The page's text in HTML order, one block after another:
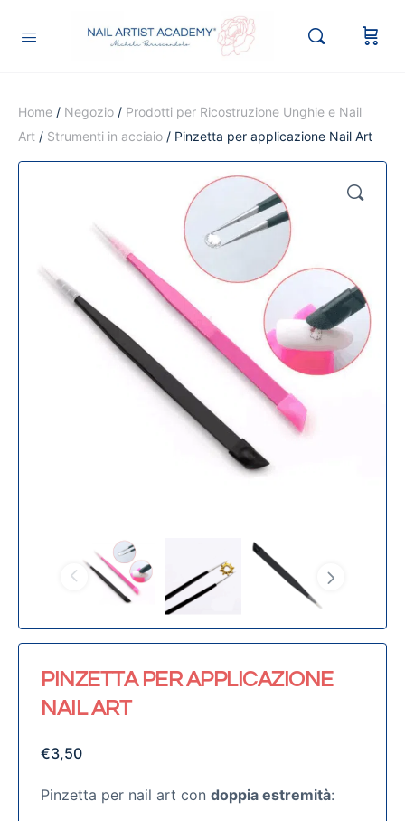
Home / Negozio / Prodotti per Ricostruzione Unghie e Nail
Art / Strumenti in acciaio / Pinzetta per applicazione Nail Art
🔍
PINZETTA PER APPLICAZIONE
NAIL ART
€3,50
Pinzetta per nail art con doppia estremità: